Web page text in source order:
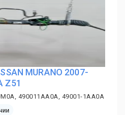
MURANO 2007-
Z51
490011AA0A, 49001-1AA0A